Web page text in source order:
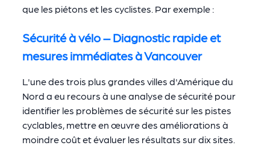
que les piétons et les cyclistes. Par exemple :
Sécurité à vélo – Diagnostic rapide et
mesures immédiates à Vancouver
L'une des trois plus grandes villes d'Amérique du
Nord a eu recours à une analyse de sécurité pour
identifier les problèmes de sécurité sur les pistes
cyclables, mettre en œuvre des améliorations à
moindre coût et évaluer les résultats sur dix sites.